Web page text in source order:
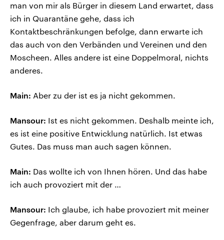
man von mir als Bürger in diesem Land erwartet, dass
ich in Quarantäne gehe, dass ich
Kontaktbeschränkungen befolge, dann erwarte ich
das auch von den Verbänden und Vereinen und den
Moscheen. Alles andere ist eine Doppelmoral, nichts
anderes.
Main: Aber zu der ist es ja nicht gekommen.
Mansour: Ist es nicht gekommen. Deshalb meinte ich,
es ist eine positive Entwicklung natürlich. Ist etwas
Gutes. Das muss man auch sagen können.
Main: Das wollte ich von Ihnen hören. Und das habe
ich auch provoziert mit der …
Mansour: Ich glaube, ich habe provoziert mit meiner
Gegenfrage, aber darum geht es.